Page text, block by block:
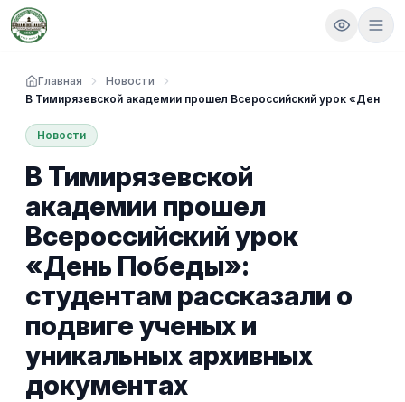
Главная
Новости
В Тимирязевской академии прошел Всероссийский урок «День
Новости
В Тимирязевской
академии прошел
Всероссийский урок
«День Победы»:
студентам рассказали о
подвиге ученых и
уникальных архивных
документах